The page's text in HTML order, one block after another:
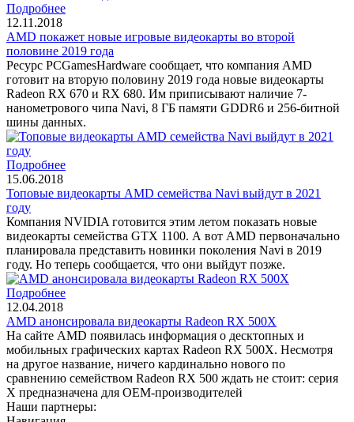
Подробнее
12.11.2018
AMD покажет новые игровые видеокарты во второй
половине 2019 года
Ресурс PCGamesHardware сообщает, что компания AMD
готовит на вторую половину 2019 года новые видеокарты
Radeon RX 670 и RX 680. Им приписывают наличие 7-
нанометрового чипа Navi, 8 ГБ памяти GDDR6 и 256-битной
шины данных.
Подробнее
15.06.2018
Топовые видеокарты AMD семейства Navi выйдут в 2021
году
Компания NVIDIA готовится этим летом показать новые
видеокарты семейства GTX 1100. А вот AMD первоначально
планировала представить новинки поколения Navi в 2019
году. Но теперь сообщается, что они выйдут позже.
Подробнее
12.04.2018
AMD анонсировала видеокарты Radeon RX 500X
На сайте AMD появилась информация о десктопных и
мобильных графических картах Radeon RX 500X. Несмотря
на другое название, ничего кардинально нового по
сравнению семейством Radeon RX 500 ждать не стоит: серия
X предназначена для OEM-производителей
Наши партнеры: